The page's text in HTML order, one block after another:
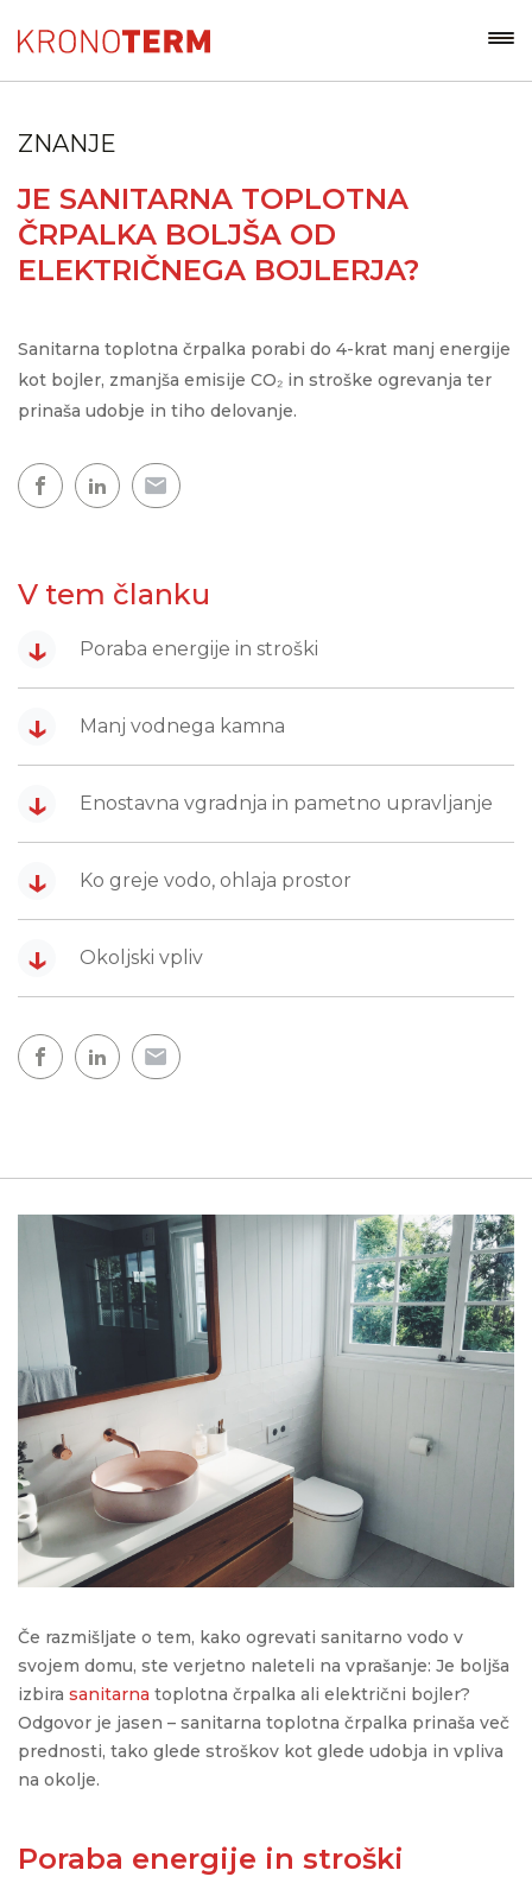
ZNANJE
JE SANITARNA TOPLOTNA
ČRPALKA BOLJŠA OD
ELEKTRIČNEGA BOJLERJA?
Sanitarna toplotna črpalka porabi do 4-krat manj energije
kot bojler, zmanjša emisije CO₂ in stroške ogrevanja ter
prinaša udobje in tiho delovanje.
V tem članku
↓ Poraba energije in stroški
↓ Manj vodnega kamna
↓ Enostavna vgradnja in pametno upravljanje
↓ Ko greje vodo, ohlaja prostor
↓ Okoljski vpliv
Če razmišljate o tem, kako ogrevati sanitarno vodo v
svojem domu, ste verjetno naleteli na vprašanje: Je boljša
izbira sanitarna toplotna črpalka ali električni bojler?
Odgovor je jasen – sanitarna toplotna črpalka prinaša več
prednosti, tako glede stroškov kot glede udobja in vpliva
na okolje.
Poraba energije in stroški